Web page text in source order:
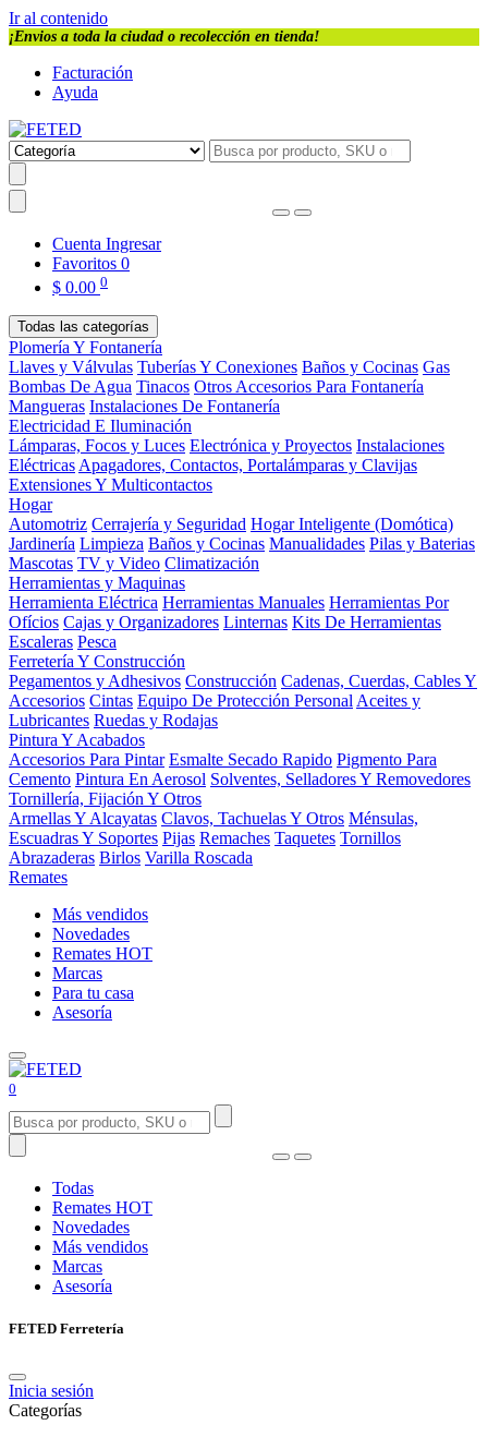
Ir al contenido
¡Envios a toda la ciudad o recolección en tienda!
Facturación
Ayuda
Cuenta Ingresar
Favoritos 0
$ 0.00 0
Todas las categorías
Plomería Y Fontanería
Llaves y Válvulas Tuberías Y Conexiones Baños y Cocinas Gas
Bombas De Agua Tinacos Otros Accesorios Para Fontanería
Mangueras Instalaciones De Fontanería
Electricidad E Iluminación
Lámparas, Focos y Luces Electrónica y Proyectos Instalaciones
Eléctricas Apagadores, Contactos, Portalámparas y Clavijas
Extensiones Y Multicontactos
Hogar
Automotriz Cerrajería y Seguridad Hogar Inteligente (Domótica)
Jardinería Limpieza Baños y Cocinas Manualidades Pilas y Baterias
Mascotas TV y Video Climatización
Herramientas y Maquinas
Herramienta Eléctrica Herramientas Manuales Herramientas Por
Ofícios Cajas y Organizadores Linternas Kits De Herramientas
Escaleras Pesca
Ferretería Y Construcción
Pegamentos y Adhesivos Construcción Cadenas, Cuerdas, Cables Y
Accesorios Cintas Equipo De Protección Personal Aceites y
Lubricantes Ruedas y Rodajas
Pintura Y Acabados
Accesorios Para Pintar Esmalte Secado Rapido Pigmento Para
Cemento Pintura En Aerosol Solventes, Selladores Y Removedores
Tornillería, Fijación Y Otros
Armellas Y Alcayatas Clavos, Tachuelas Y Otros Ménsulas,
Escuadras Y Soportes Pijas Remaches Taquetes Tornillos
Abrazaderas Birlos Varilla Roscada
Remates
Más vendidos
Novedades
Remates HOT
Marcas
Para tu casa
Asesoría
0
Todas
Remates HOT
Novedades
Más vendidos
Marcas
Asesoría
FETED Ferretería
Inicia sesión
Categorías